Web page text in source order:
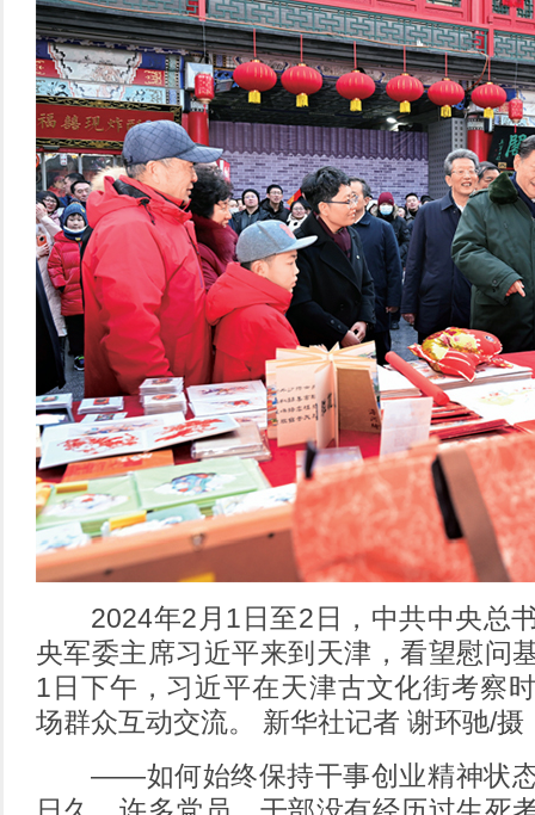
2024年2月1日至2日，中共中央总
央军委主席习近平来到天津，看望慰问
1日下午，习近平在天津古文化街考察
场群众互动交流。 新华社记者 谢环驰/摄
——如何始终保持干事创业精神状态